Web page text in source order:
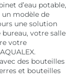
d’eau potable,
un modèle de
une solution
votre salle
votre
des bouteilles
et bouteilles